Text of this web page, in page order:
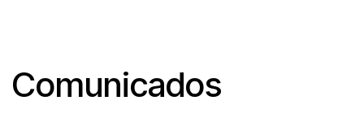
Comunicados